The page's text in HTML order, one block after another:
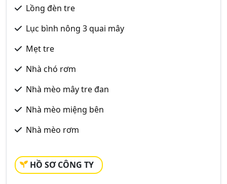
Lồng đèn tre
Lục bình nông 3 quai mây
Mẹt tre
Nhà chó rơm
Nhà mèo mây tre đan
Nhà mèo miệng bên
Nhà mèo rơm
HỒ SƠ CÔNG TY